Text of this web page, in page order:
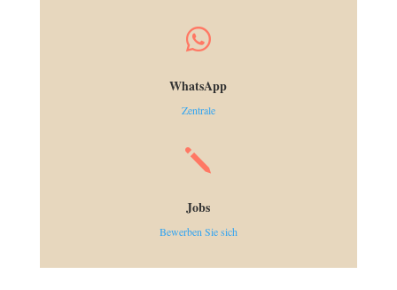

WhatsApp
Zentrale
j
Jobs
Bewerben Sie sich